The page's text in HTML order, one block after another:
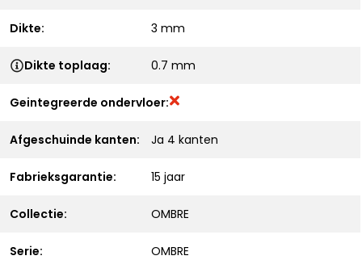
Dikte: 3 mm
Dikte toplaag: 0.7 mm
Geintegreerde ondervloer:
Afgeschuinde kanten: Ja 4 kanten
Fabrieksgarantie: 15 jaar
Collectie: OMBRE
Serie: OMBRE